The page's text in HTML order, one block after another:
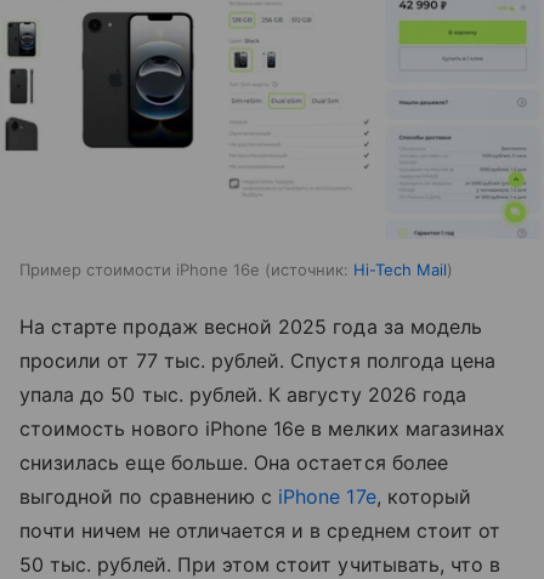
Пример стоимости iPhone 16e источник: Hi-Tech Mail
На старте продаж весной 2025 года за модель
просили от 77 тыс. рублей. Спустя полгода цена
упала до 50 тыс. рублей. К августу 2026 года
стоимость нового iPhone 16e в мелких магазинах
снизилась еще больше. Она остается более
выгодной по сравнению с iPhone 17e, который
почти ничем не отличается и в среднем стоит от
50 тыс. рублей. При этом стоит учитывать, что в